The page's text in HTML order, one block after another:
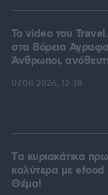
To video του
στα Βόρεια
Άνθρωποι,
07.08.2026, 12:38
Tα κυριακάτικα
καλύτερα με
Θέμα!